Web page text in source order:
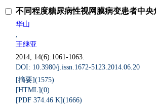
不同程度糖尿病性视网膜病变患者中
华山
,
王继亚
2014, 14(6):1061-1063.
DOI: 10.3980/j.issn.1672-5123.2014.06.20
[摘要](1575)
[HTML](0)
[PDF 374.46 K](1666)